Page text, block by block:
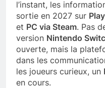
l’instant, les
sortie en 2027 sur
et PC via Steam. Pas
version Nintendo
ouverte, mais la
dans les
les joueurs curieux, un
en cours.